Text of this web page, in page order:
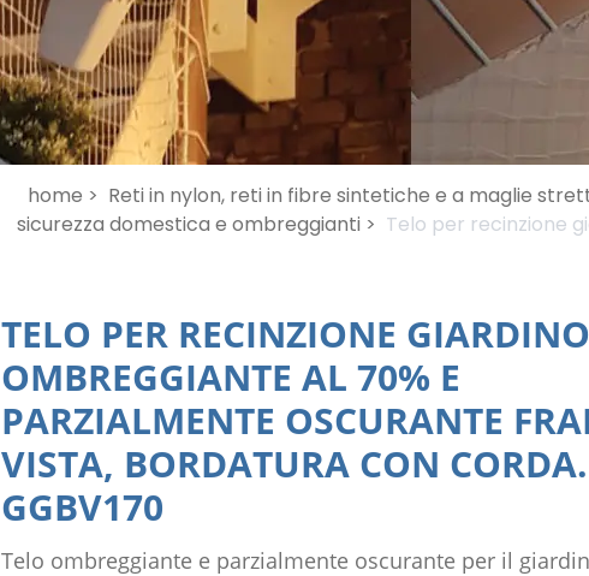
home > Reti in nylon, reti in fibre sintetiche e a maglie
sicurezza domestica e ombreggianti > Telo per recinzione
TELO PER RECINZIONE GIARDINO
OMBREGGIANTE AL 70% E
PARZIALMENTE OSCURANTE
VISTA, BORDATURA CON CORDA.
GGBV170
Telo ombreggiante e parzialmente oscurante per il